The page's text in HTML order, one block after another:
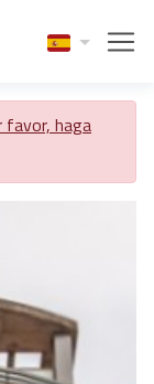
favor, haga